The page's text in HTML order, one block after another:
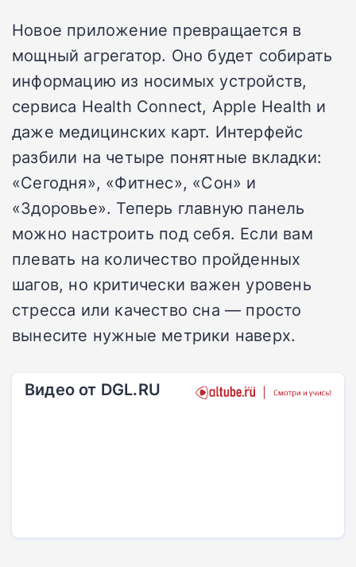
Новое приложение превращается в
мощный агрегатор. Оно будет собирать
информацию из носимых устройств,
сервиса Health Connect, Apple Health и
даже медицинских карт. Интерфейс
разбили на четыре понятные вкладки:
«Сегодня», «Фитнес», «Сон» и
«Здоровье». Теперь главную панель
можно настроить под себя. Если вам
плевать на количество пройденных
шагов, но критически важен уровень
стресса или качество сна — просто
вынесите нужные метрики наверх.
Видео от DGL.RU